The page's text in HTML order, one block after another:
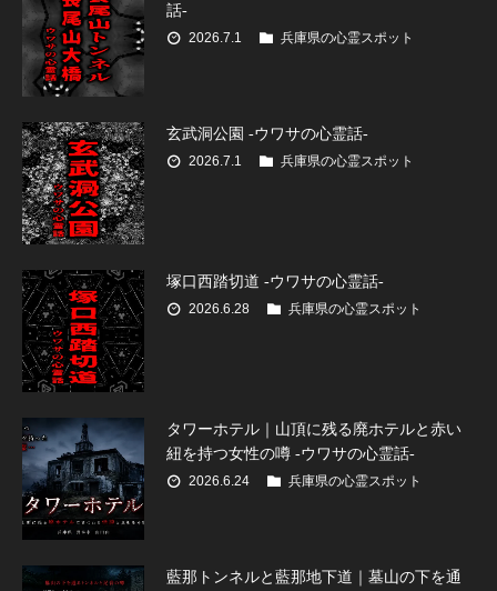
話-
2026.7.1 兵庫県の心霊スポット
玄武洞公園 -ウワサの心霊話-
2026.7.1 兵庫県の心霊スポット
塚口西踏切道 -ウワサの心霊話-
2026.6.28 兵庫県の心霊スポット
タワーホテル｜山頂に残る廃ホテルと赤い
紐を持つ女性の噂 -ウワサの心霊話-
2026.6.24 兵庫県の心霊スポット
藍那トンネルと藍那地下道｜墓山の下を通